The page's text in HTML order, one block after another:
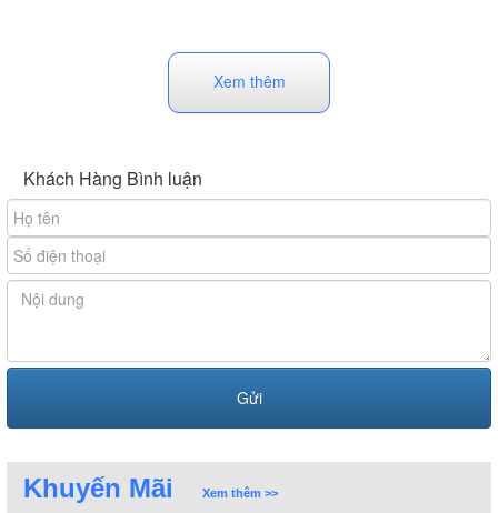
Xem thêm
Khách Hàng Bình luận
Khuyến Mãi Xem thêm >>